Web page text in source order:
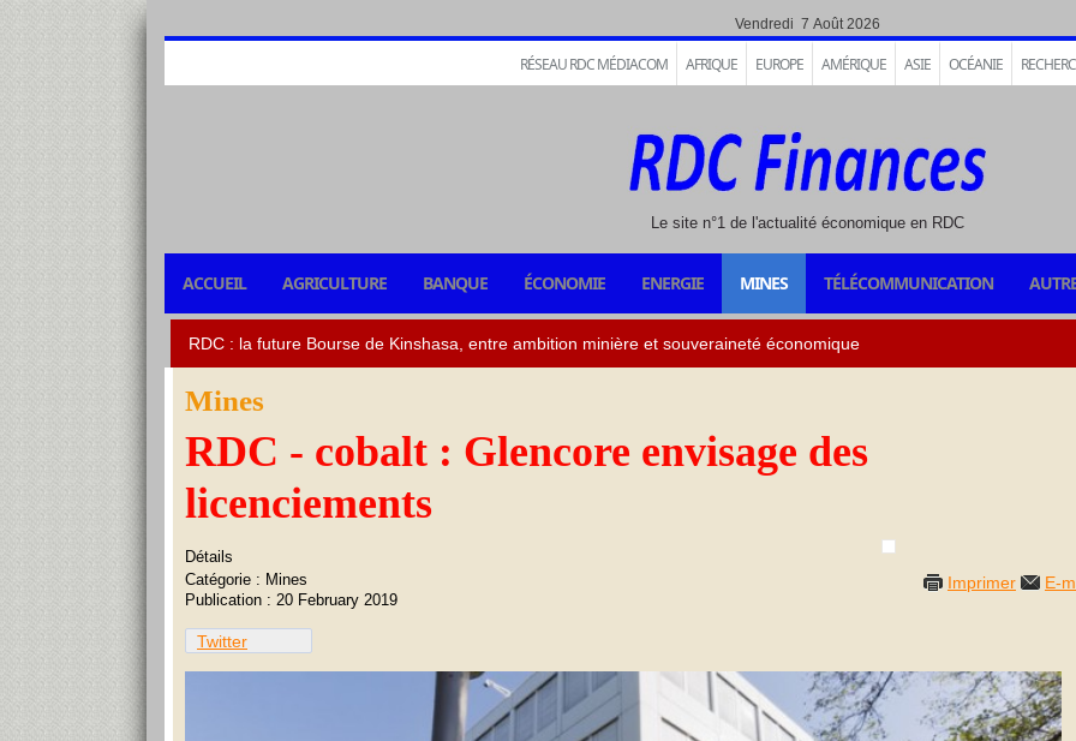
Vendredi 7 Août 2026
RÉSEAU RDC MÉDIACOM AFRIQUE EUROPE AMÉRIQUE ASIE OCÉANIE
Le site n°1 de l'actualité économique en RDC
ACCUEIL AGRICULTURE BANQUE ÉCONOMIE ENERGIE MINES TÉLÉCOMMUNICATION
Mines
RDC - cobalt : Glencore envisage des
licenciements
Imprimer E-
Détails
Catégorie : Mines
Publication : 20 February 2019
Twitter